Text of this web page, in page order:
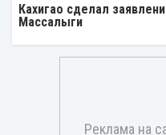
Кахигао сделал
Массалыги